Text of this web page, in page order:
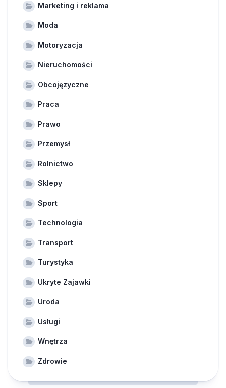
Marketing i reklama
Moda
Motoryzacja
Nieruchomości
Obcojęzyczne
Praca
Prawo
Przemysł
Rolnictwo
Sklepy
Sport
Technologia
Transport
Turystyka
Ukryte Zajawki
Uroda
Usługi
Wnętrza
Zdrowie